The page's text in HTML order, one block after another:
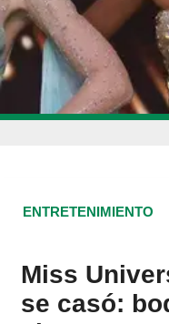
ENTRETENIMIENTO
Miss
se casó: